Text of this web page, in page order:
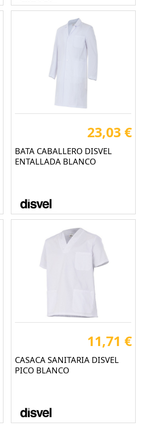
23,03 €
BATA CABALLERO DISVEL
ENTALLADA BLANCO
11,71 €
CASACA SANITARIA DISVEL
PICO BLANCO